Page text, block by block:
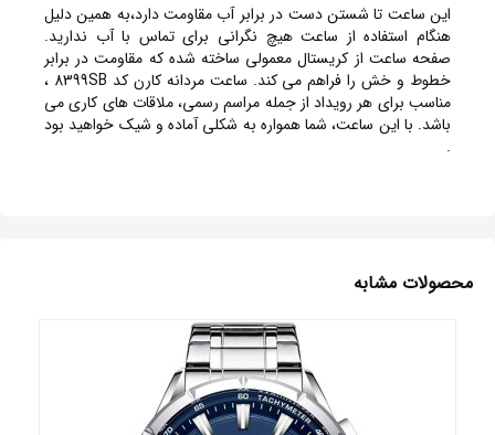
این ساعت تا شستن دست در برابر آب مقاومت دارد،به همین دلیل
هنگام استفاده از ساعت هیچ نگرانی برای تماس با آب ندارید.
صفحه ساعت از کریستال معمولی ساخته شده که مقاومت در برابر
خطوط و خش را فراهم می کند. ساعت مردانه کارن کد 8399SB ،
مناسب برای هر رویداد از جمله مراسم رسمی، ملاقات های کاری می
باشد. با این ساعت، شما همواره به شکلی آماده و شیک خواهید بود
.
محصولات مشابه